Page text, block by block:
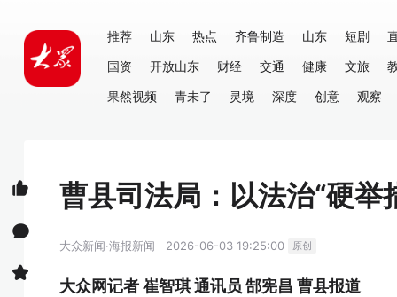
推荐 山东 热点 齐鲁制造 山东 短剧
国资
开放山东 财经 交通 健康 文旅
果然视频
青未了 灵境 深度 创意 观察
曹县司法局：以法治“硬举
大众新闻·海报新闻 2026-06-03 19:25:00 原创
大众网记者 崔智琪 通讯员 郜宪昌 曹县报道